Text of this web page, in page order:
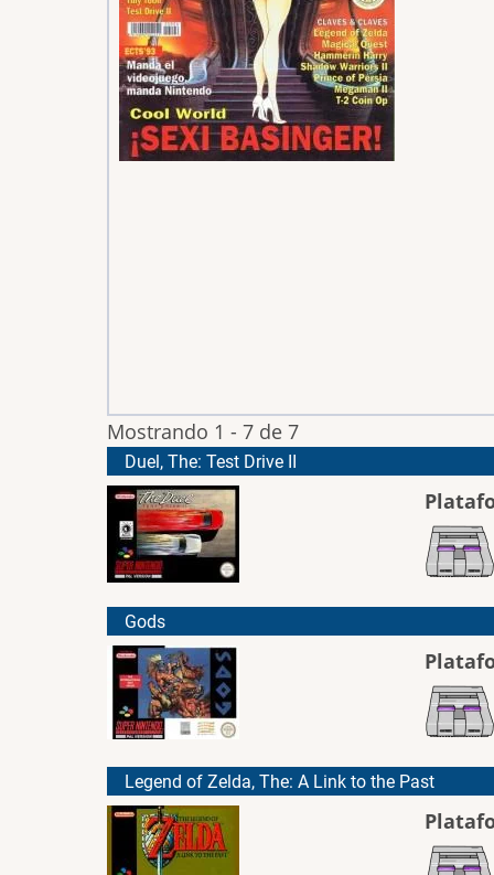
Mostrando 1 - 7 de 7
Duel, The: Test Drive II
Gods
Legend of Zelda, The: A Link to the Past